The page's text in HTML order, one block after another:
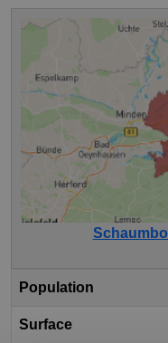
Population
Surface